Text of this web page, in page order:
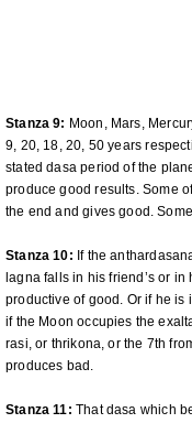
Stanza 9: Moon, Mars,
9, 20, 18, 20, 50 years
stated dasa period of the
produce good results. Some
the end and gives good.
Stanza 10: If the
lagna falls in his friend’s or
productive of good. Or if he is
if the Moon occupies the
rasi, or thrikona, or the 7th
produces bad.
Stanza 11: That dasa which